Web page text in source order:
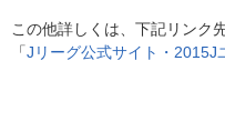
この他詳しくは、下記リンク
「 Jリーグ公式サイト・2015J